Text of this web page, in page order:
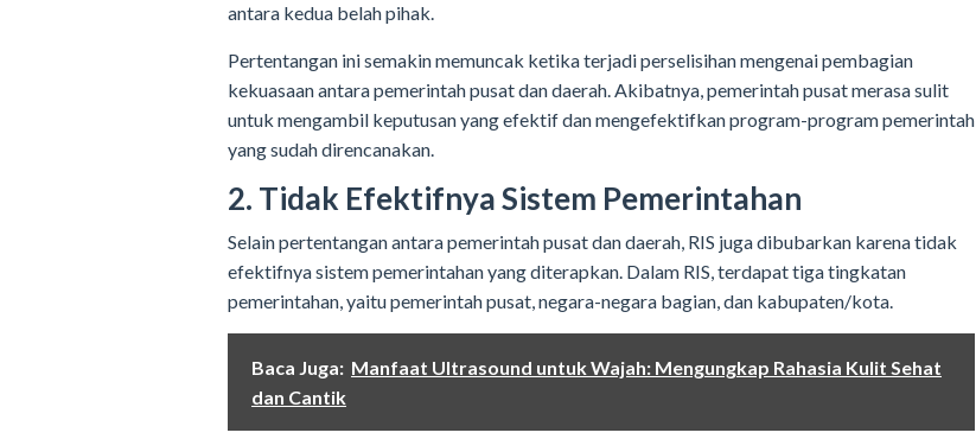
antara kedua belah pihak.
Pertentangan ini semakin memuncak ketika terjadi perselisihan mengenai pembagian
kekuasaan antara pemerintah pusat dan daerah. Akibatnya, pemerintah pusat merasa sulit
untuk mengambil keputusan yang efektif dan mengefektifkan program-program pemerintah
yang sudah direncanakan.
2. Tidak Efektifnya Sistem Pemerintahan
Selain pertentangan antara pemerintah pusat dan daerah, RIS juga dibubarkan karena tidak
efektifnya sistem pemerintahan yang diterapkan. Dalam RIS, terdapat tiga tingkatan
pemerintahan, yaitu pemerintah pusat, negara-negara bagian, dan kabupaten/kota.
Baca Juga: Manfaat Ultrasound untuk Wajah: Mengungkap Rahasia Kulit Sehat
dan Cantik